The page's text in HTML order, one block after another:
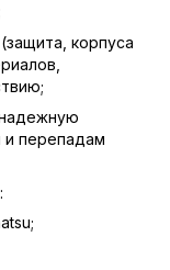
корпуса
и перепадам